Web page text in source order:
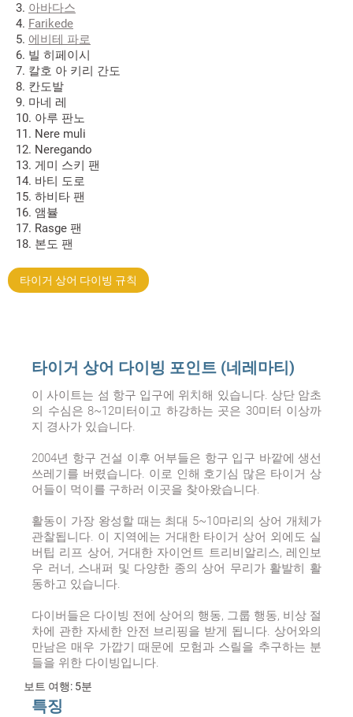
3. 아바다스
4. Farikede
5. 에비테 파로
6. 빌 히페이시
7. 칼호 아 키리 간도
8. 칸도발
9. 마네 레
10. 아루 판노
11. Nere muli
12. Neregando
13. 게미 스키 팬
14. 바티 도로
15. 하비타 팬
16. 앰뷸
17. Rasge 팬
18. 본도 팬
타이거 상어 다이빙 규칙
타이거 상어 다이빙 포인트 (네레마티)
이 사이트는 섬 항구 입구에 위치해 있습니다. 상단 암초
의 수심은 8~12미터이고 하강하는 곳은 30미터 이상까
지 경사가 있습니다.
2004년 항구 건설 이후 어부들은 항구 입구 바깥에 생선
쓰레기를 버렸습니다. 이로 인해 호기심 많은 타이거 상
어들이 먹이를 구하러 이곳을 찾아왔습니다.
활동이 가장 왕성할 때는 최대 5~10마리의 상어 개체가
관찰됩니다. 이 지역에는 거대한 타이거 상어 외에도 실
버팁 리프 상어, 거대한 자이언트 트리비알리스, 레인보
우 러너, 스내퍼 및 다양한 종의 상어 무리가 활발히 활
동하고 있습니다.
다이버들은 다이빙 전에 상어의 행동, 그룹 행동, 비상 절
차에 관한 자세한 안전 브리핑을 받게 됩니다. 상어와의
만남은 매우 가깝기 때문에 모험과 스릴을 추구하는 분
들을 위한 다이빙입니다.
보트 여행: 5분
특징